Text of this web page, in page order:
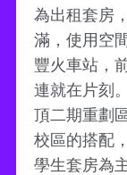
為出租套房
滿，使用空
豐火車站，
連就在片刻
頂二期重劃
校區的搭配
學生套房為